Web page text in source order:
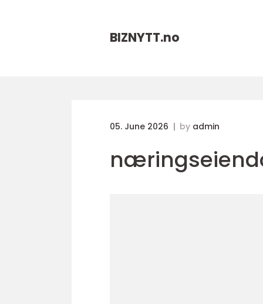
BIZNYTT.no
05. June 2026 by admin